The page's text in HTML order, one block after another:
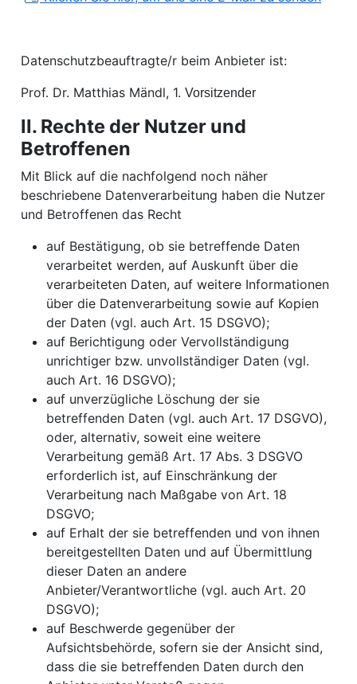
Datenschutzbeauftragte/r beim Anbieter ist:
Prof. Dr. Matthias Mändl, 1. Vorsitzender
II. Rechte der Nutzer und
Betroffenen
Mit Blick auf die nachfolgend noch näher
beschriebene Datenverarbeitung haben die Nutzer
und Betroffenen das Recht
auf Bestätigung, ob sie betreffende Daten
verarbeitet werden, auf Auskunft über die
verarbeiteten Daten, auf weitere Informationen
über die Datenverarbeitung sowie auf Kopien
der Daten (vgl. auch Art. 15 DSGVO);
auf Berichtigung oder Vervollständigung
unrichtiger bzw. unvollständiger Daten (vgl.
auch Art. 16 DSGVO);
auf unverzügliche Löschung der sie
betreffenden Daten (vgl. auch Art. 17 DSGVO),
oder, alternativ, soweit eine weitere
Verarbeitung gemäß Art. 17 Abs. 3 DSGVO
erforderlich ist, auf Einschränkung der
Verarbeitung nach Maßgabe von Art. 18
DSGVO;
auf Erhalt der sie betreffenden und von ihnen
bereitgestellten Daten und auf Übermittlung
dieser Daten an andere
Anbieter/Verantwortliche (vgl. auch Art. 20
DSGVO);
auf Beschwerde gegenüber der
Aufsichtsbehörde, sofern sie der Ansicht sind,
dass die sie betreffenden Daten durch den